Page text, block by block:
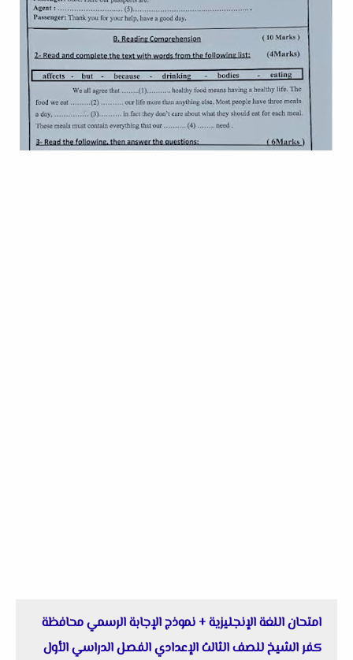
امتحان اللغة الإنجليزية + نموذج الإجابة الرسمي محافظة
كفر الشيخ للصف الثالث الإعدادي الفصل الدراسي الأول